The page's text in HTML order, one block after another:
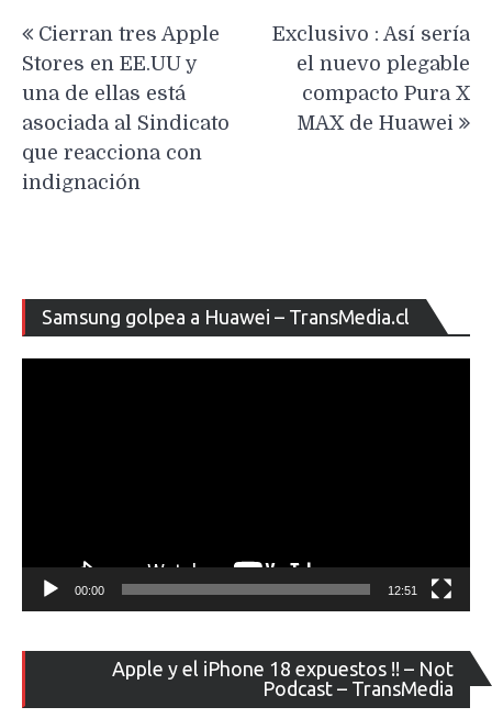
de
entradas
Cierran tres Apple
Stores en EE.UU y
una de ellas está
asociada al Sindicato
que reacciona con
indignación
Exclusivo : Así sería
el nuevo plegable
compacto Pura X
MAX de Huawei
Samsung golpea a Huawei – TransMedia.cl
de
00:00 12:51
Apple y el iPhone 18 expuestos !! – Not
Podcast – TransMedia
de